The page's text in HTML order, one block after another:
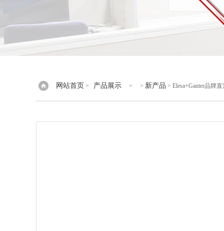
网站首页 > 产品展示 > > 新产品 > Elesa+Ganter品牌